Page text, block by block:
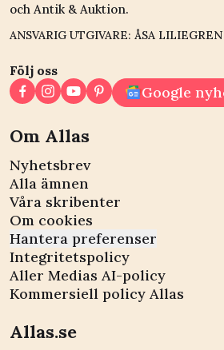
och Antik & Auktion.
ANSVARIG UTGIVARE: ÅSA LILIEGREN
Följ oss
Google
Om Allas
Nyhetsbrev
Alla ämnen
Våra skribenter
Om cookies
Hantera preferenser
Integritetspolicy
Aller Medias AI-policy
Kommersiell policy Allas
Allas.se